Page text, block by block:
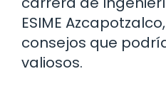
ESIME
consejos que
valiosos.